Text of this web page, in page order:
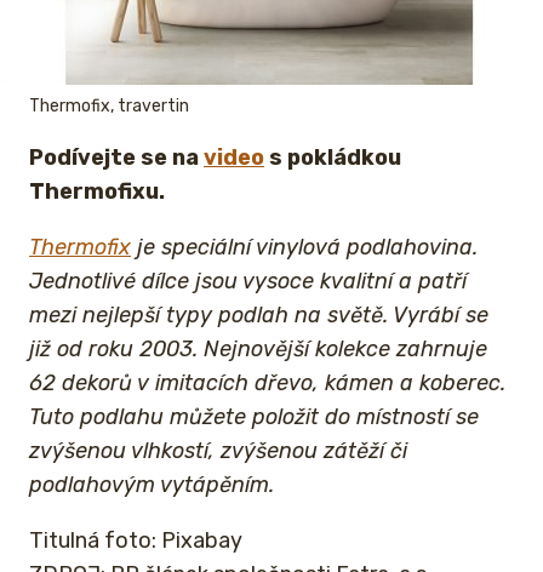
Thermofix, travertin
Podívejte se navideos pokládkou
Thermofixu.
Thermofix je speciální vinylová podlahovina.
Jednotlivé dílce jsou vysoce kvalitní a patří
mezi nejlepší typy podlah na světě. Vyrábí se
již od roku 2003. Nejnovější kolekce zahrnuje
62 dekorů v imitacích dřevo, kámen a koberec.
Tuto podlahu můžete položit do místností se
zvýšenou vlhkostí, zvýšenou zátěží či
podlahovým vytápěním.
Titulná foto: Pixabay